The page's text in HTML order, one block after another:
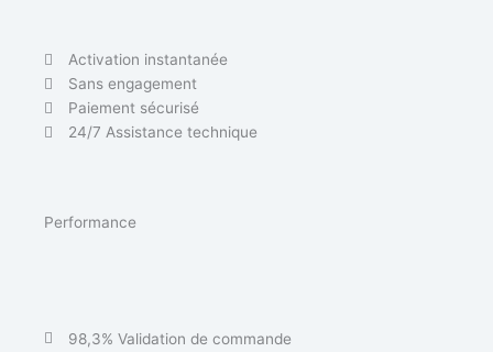
Activation instantanée
Sans engagement
Paiement sécurisé
24/7 Assistance technique
Performance
98,3% Validation de commande